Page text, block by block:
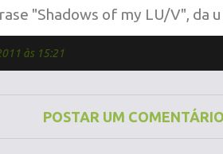
"Shadows of my LU/V", da
às 15:21
POSTAR UM